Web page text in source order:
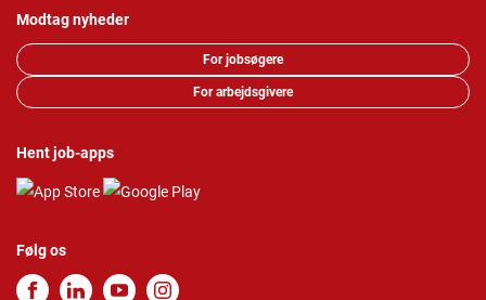
Modtag nyheder
For jobsøgere
For arbejdsgivere
Hent job-apps
Følg os